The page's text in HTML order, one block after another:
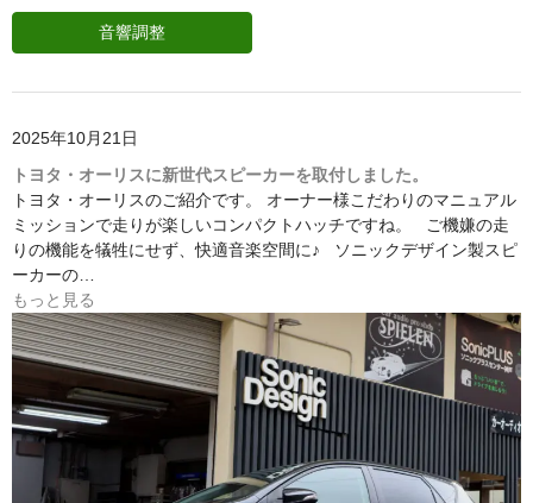
音響調整
2025年10月21日
トヨタ・オーリスに新世代スピーカーを取付しました。
トヨタ・オーリスのご紹介です。 オーナー様こだわりのマニュアル
ミッションで走りが楽しいコンパクトハッチですね。 ご機嫌の走
りの機能を犠牲にせず、快適音楽空間に♪ ソニックデザイン製スピ
ーカーの…
もっと見る